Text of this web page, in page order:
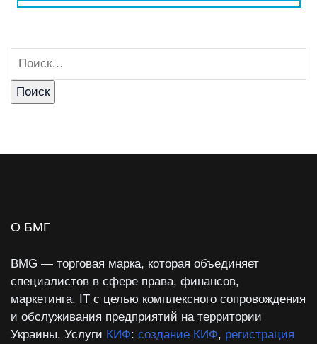
О БМГ
BMG — торговая марка, которая объединяет
специалистов в сфере права, финансов,
маркетинга, IT с целью комплексного сопровождения
и обслуживания предприятий на территории
Украины. Услуги КИФ: создание КИФ, регистрация